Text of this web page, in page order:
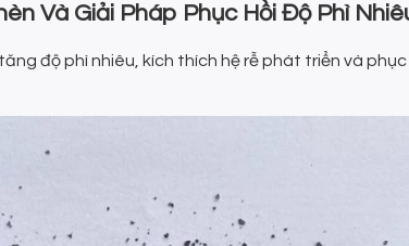
Và Giải Pháp Phục Hồi Độ Phì
độ phì nhiêu, kích thích hệ rễ phát triển và